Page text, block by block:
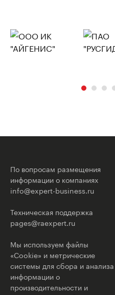
По вопросам размещения
информации о компаниях
info@expert-business.ru
Техническая поддержка
pages@raexpert.ru
Мы используем файлы
«Cookie» и метрические
системы для сбора и анализа
информации о
производительности и